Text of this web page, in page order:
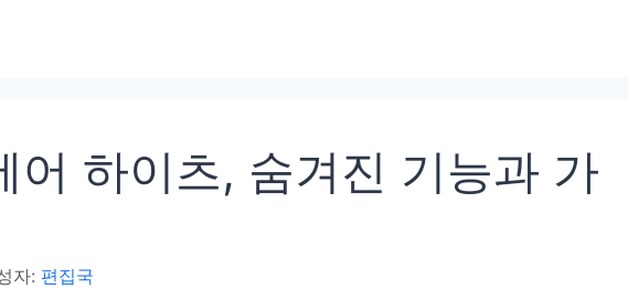
어 하이츠, 숨겨진 기능과 가
자: 편집국